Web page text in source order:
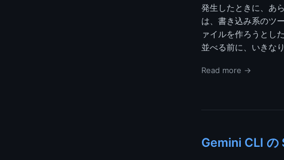
発生したときに、あ
は、書き込み系のツ
ァイルを作ろうとし
並べる前に、いきな
Read more →
Gemini CLI の